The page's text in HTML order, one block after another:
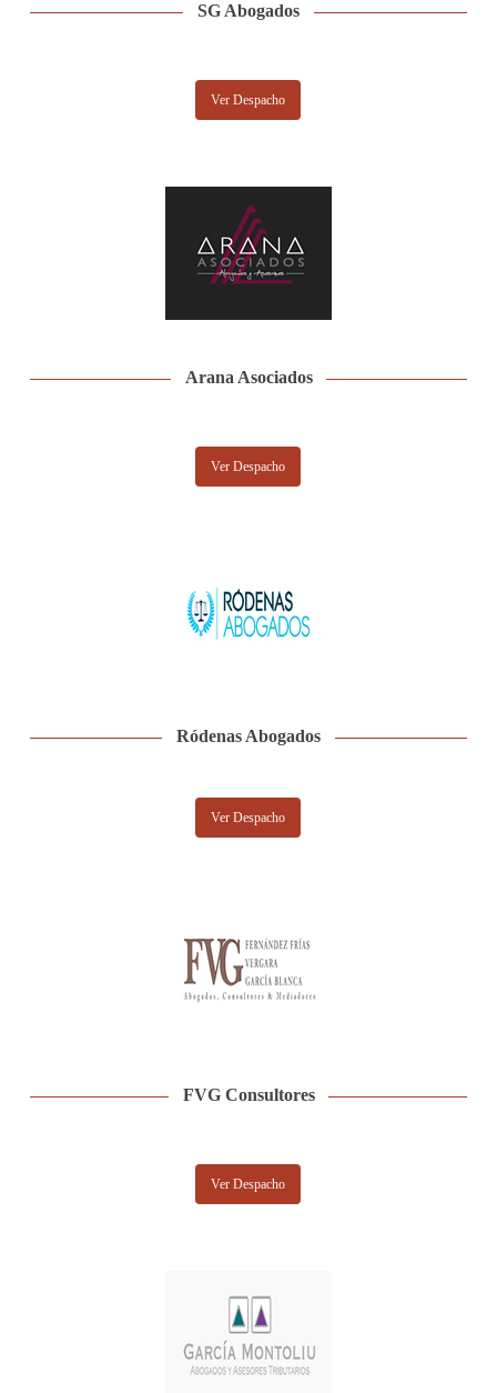
SG Abogados
Ver Despacho
Arana Asociados
Ver Despacho
Ródenas Abogados
Ver Despacho
FVG Consultores
Ver Despacho